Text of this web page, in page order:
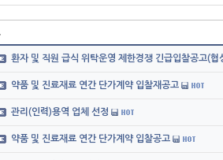
환자 및 직원 급식 위탁운영 제한경쟁 긴급입찰공고(협
약품 및 진료재료 연간 단가계약 입찰재공고
관리(인력)용역 업체 선정
약품 및 진료재료 연간 단가계약 입찰공고